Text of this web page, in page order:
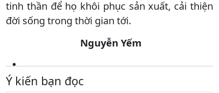
tinh thần để họ khôi phục sản xuất, cải thiện
đời sống trong thời gian tới.
Nguyễn Yếm
Ý kiến bạn đọc